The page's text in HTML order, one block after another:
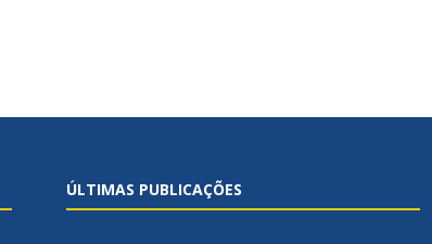
ÚLTIMAS PUBLICAÇÕES